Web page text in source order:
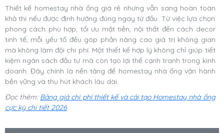
Thiết kế homestay nhà ống giá rẻ nhưng vẫn sang hoàn toàn
khả thi nếu được định hướng đúng ngay từ đầu. Từ việc lựa chọn
phong cách phù hợp, tối ưu mặt tiền, nội thất đến cách decor
tinh tế, mỗi yếu tố đều góp phần nâng cao giá trị không gian
mà không làm đội chi phí. Một thiết kế hợp lý không chỉ giúp tiết
kiệm ngân sách đầu tư mà còn tạo lợi thế cạnh tranh trong kinh
doanh. Đây chính là nền tảng để homestay nhà ống vận hành
bền vững và thu hút khách lâu dài.
Đọc thêm: Bảng giá chi phí thiết kế và cải tạo Homestay nhà ống
cực kỳ chi tiết 2026